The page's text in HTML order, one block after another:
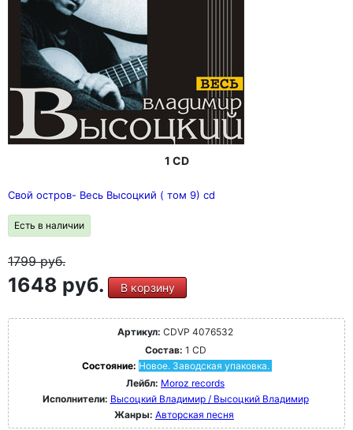
1 CD
Свой остров- Весь Высоцкий ( том 9) cd
Есть в наличии
1799руб.
1648 руб. В корзину
Артикул: CDVP 4076532
Состав: 1 CD
Состояние: Новое. Заводская упаковка.
Лейбл: Moroz records
Исполнители: Высоцкий Владимир / Высоцкий Владимир
Жанры: Авторская песня